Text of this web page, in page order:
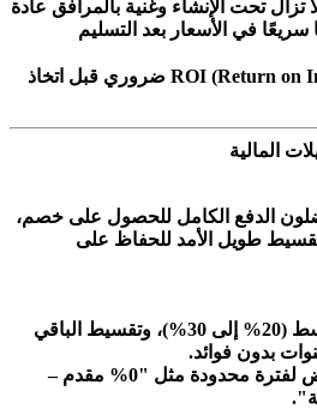
تزال تحت الإنشاء وغنية بالمرافق عادة
سريعًا في الأسعار بعد التسليم
✳️ حساب ROI (Return on Investment) ضروري قبل اتخاذ
الدفع الكامل للحصول على خصم،
طويل الأمد للحفاظ على
دفع مقدم متوسط (20% إلى 30%)، وتقسيط الباقي
استغلال العروض لفترة محدودة مثل "0% مقدم –